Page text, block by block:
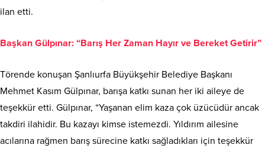
ilan etti.
Başkan Gülpınar: “Barış Her Zaman Hayır ve Bereket Getirir”
Törende konuşan Şanlıurfa Büyükşehir Belediye Başkanı
Mehmet Kasım Gülpınar, barışa katkı sunan her iki aileye de
teşekkür etti. Gülpınar, “Yaşanan elim kaza çok üzücüdür ancak
takdiri ilahidir. Bu kazayı kimse istemezdi. Yıldırım ailesine
acılarına rağmen barış sürecine katkı sağladıkları için teşekkür